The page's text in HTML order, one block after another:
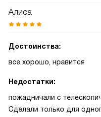
Алиса
Достоинства:
все хорошо, нравится
Недостатки:
пожадничали с
Сделали только для